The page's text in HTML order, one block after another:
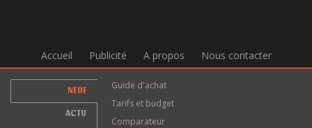
Accueil Publicité A propos Nous contacter
NEUF
ACTU
Guide d'achat
Tarifs et budget
Comparateur